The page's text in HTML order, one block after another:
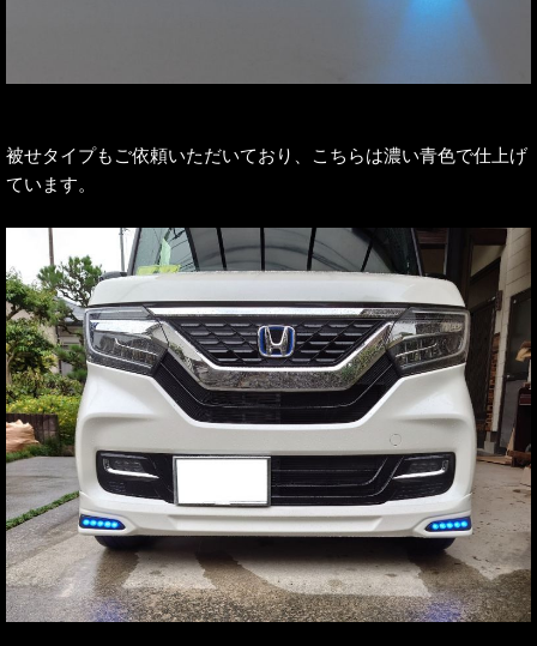
被せタイプもご依頼いただいており、こちらは濃い青色で仕上げ
ています。